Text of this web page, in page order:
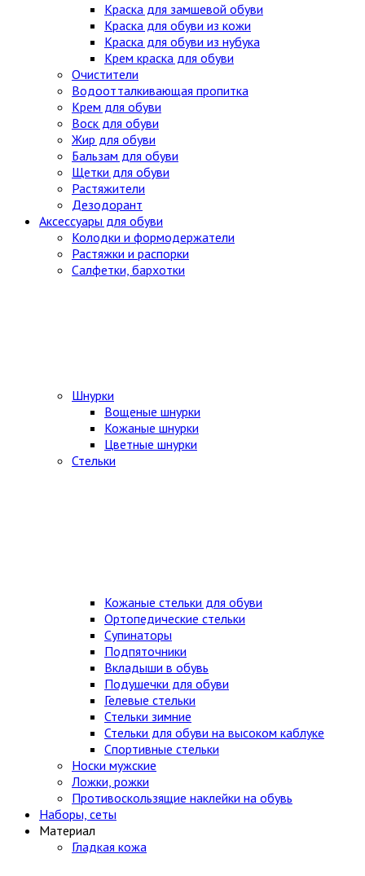
Краска для замшевой обуви
Краска для обуви из кожи
Краска для обуви из нубука
Крем краска для обуви
Очистители
Водоотталкивающая пропитка
Крем для обуви
Воск для обуви
Жир для обуви
Бальзам для обуви
Щетки для обуви
Растяжители
Дезодорант
Аксессуары для обуви
Колодки и формодержатели
Растяжки и распорки
Салфетки, бархотки
Шнурки
Вощеные шнурки
Кожаные шнурки
Цветные шнурки
Стельки
Кожаные стельки для обуви
Ортопедические стельки
Супинаторы
Подпяточники
Вкладыши в обувь
Подушечки для обуви
Гелевые стельки
Стельки зимние
Стельки для обуви на высоком каблуке
Спортивные стельки
Носки мужские
Ложки, рожки
Противоскользящие наклейки на обувь
Наборы, сеты
Материал
Гладкая кожа